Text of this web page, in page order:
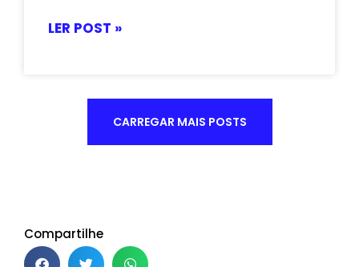
LER POST »
CARREGAR MAIS POSTS
Compartilhe